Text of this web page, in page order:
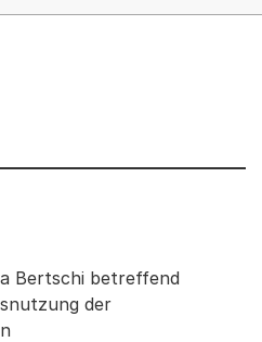
Geschäft
Bertschi betreffend
der